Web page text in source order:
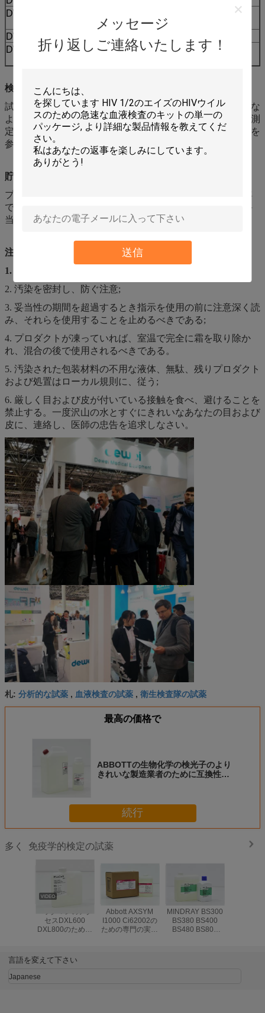
メッセージ
折り返しご連絡いたします！
送信
DWQ-60136
させなさい
500mlx6
DWQ-60137 浴室Abbo 湯せんの添加物
DWQ-60138
洗浄（A） -
De proteinの回避
500mlx6
検出方法の限定
試薬の温度が指定範囲からあれば、標本の測定変数は異常な
ようであるかもしれない。この条件で、顕微鏡検査方法の測
定変数を確認しなさい。細部については器械の操作解説書を
参照しなさい。
貯蔵
プロダクトは2℃-35℃で貯えられるべきで、貯蔵期間は2年
である。びんを開けた後、それは15℃-30℃で使用され、妥
当性の期間は60日である。
注意
1.
2. 汚染を密封し、防ぐ注意;
3. 妥当性の期間を超過するとき指示を使用の前に注意深く読
み、それらを使用することを止めるべきである;
4. プロダクトが凍っていれば、室温で完全に霜を取り除か
れ、混合の後で使用されるべきである。
5. 汚染された包装材料の不用な液体、無駄、残りプロダクト
および処置はローカル規則に、従う;
6. 厳しく目および皮が付いている接触を食べ、避けることを
禁止する。一度沢山の水とすぐにきれいなあなたの目および
皮に、連絡し、医師の忠告を追求しなさい。
札: 分析的な試薬 , 血液検査の試薬 , 衛生検査隊の試薬
最高の価格で
ABBOTTの生物化学の検光子のより
きれいな製造業者のために互換性が
続行
多く 免疫学的検定の試薬
セスDXL600
DXL800のための
検定の試薬
Abbott AXSYM
I1000 Ci62002の
ための専門の実験
MINDRAY BS300
BS380 BS400
BS480 BS800
言語を変えて下さい
Japanese